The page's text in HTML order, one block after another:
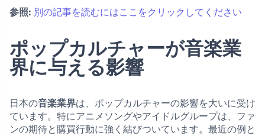
参照: 別の記事を読むにはここをクリックしてください
ポップカルチャーが音楽業
界に与える影響
日本の音楽業界は、ポップカルチャーの影響を大いに受け
ています。特にアニメソングやアイドルグループは、ファ
ンの期待と購買行動に強く結びついています。最近の例と